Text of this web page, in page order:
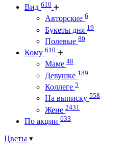
Вид 610
Авторские 6
Букеты дня 19
Полевые 80
Кому 610
Маме 48
Девушке 189
Коллеге 5
На выписку 558
Жене 2431
По акции 633
Цветы